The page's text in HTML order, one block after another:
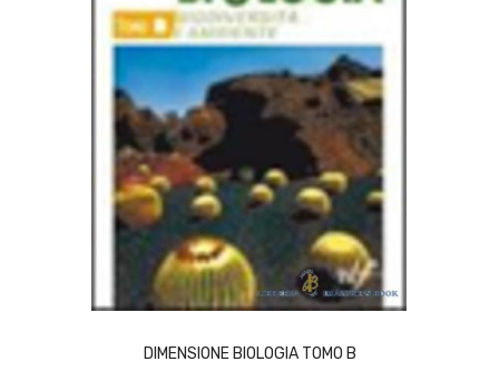
DIMENSIONE BIOLOGIA TOMO B
ACQUISTA